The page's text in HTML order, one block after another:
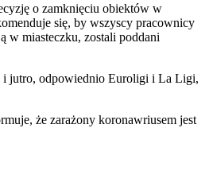
o zamknięciu obiektów w
się, by wszyscy pracownicy
w miasteczku, zostali poddani
i jutro, odpowiednio Euroligi i La Ligi,
że zarażony koronawriusem jest